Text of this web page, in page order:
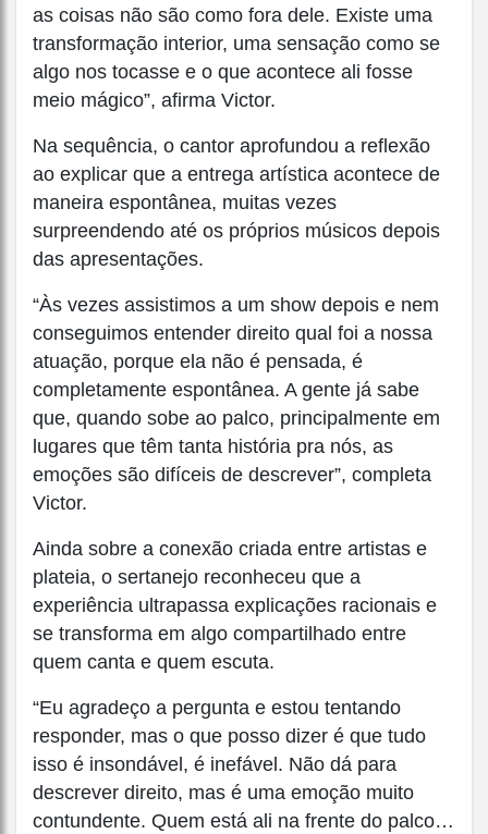
as coisas não são como fora dele. Existe uma
transformação interior, uma sensação como se
algo nos tocasse e o que acontece ali fosse
meio mágico”, afirma Victor.
Na sequência, o cantor aprofundou a reflexão
ao explicar que a entrega artística acontece de
maneira espontânea, muitas vezes
surpreendendo até os próprios músicos depois
das apresentações.
“Às vezes assistimos a um show depois e nem
conseguimos entender direito qual foi a nossa
atuação, porque ela não é pensada, é
completamente espontânea. A gente já sabe
que, quando sobe ao palco, principalmente em
lugares que têm tanta história pra nós, as
emoções são difíceis de descrever”, completa
Victor.
Ainda sobre a conexão criada entre artistas e
plateia, o sertanejo reconheceu que a
experiência ultrapassa explicações racionais e
se transforma em algo compartilhado entre
quem canta e quem escuta.
“Eu agradeço a pergunta e estou tentando
responder, mas o que posso dizer é que tudo
isso é insondável, é inefável. Não dá para
descrever direito, mas é uma emoção muito
contundente. Quem está ali na frente do palco…